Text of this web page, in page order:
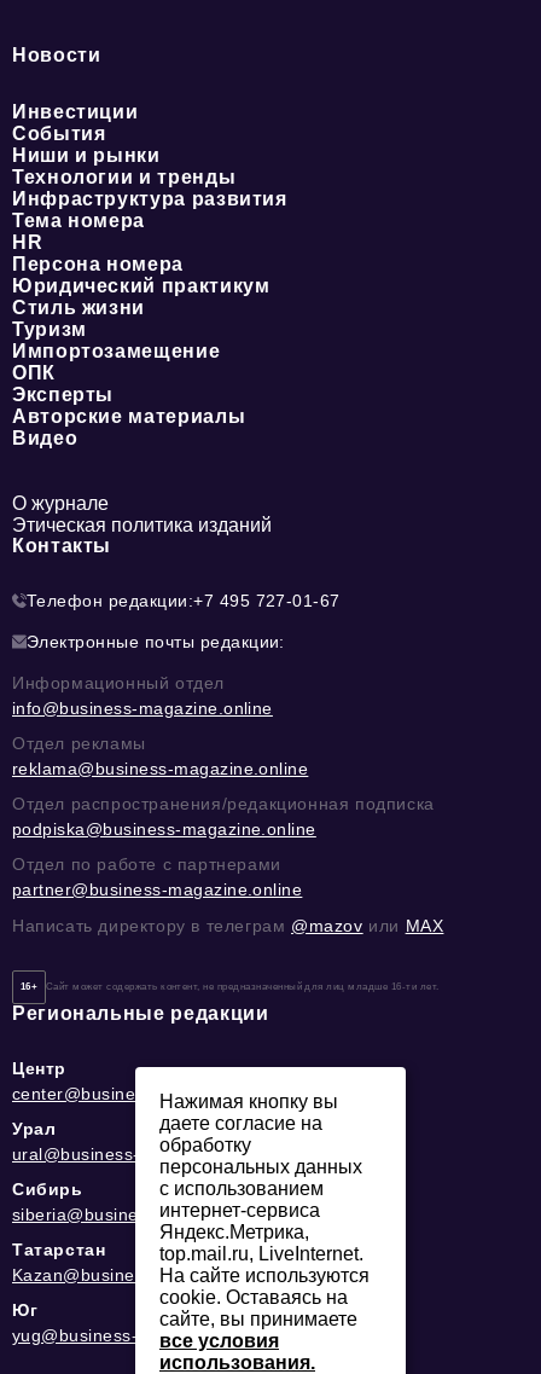
Новости
Инвестиции
События
Ниши и рынки
Технологии и тренды
Инфраструктура развития
Тема номера
HR
Персона номера
Юридический практикум
Стиль жизни
Туризм
Импортозамещение
ОПК
Эксперты
Авторские материалы
Видео
О журнале
Этическая политика изданий
Контакты
Телефон редакции:+7 495 727-01-67
Электронные почты редакции:
Информационный отдел
info@business-magazine.online
Отдел рекламы
reklama@business-magazine.online
Отдел распространения/редакционная подписка
podpiska@business-magazine.online
Отдел по работе с партнерами
partner@business-magazine.online
Написать директору в телеграм @mazov или MAX
16+ Сайт может содержать контент, не предназначенный для лиц младше 16-ти лет.
Региональные редакции
Центр
center@business-magazine.online
Урал
ural@business-magazine.online
Сибирь
siberia@business-magazine.online
Татарстан
Kazan@business-magazine.online
Юг
yug@business-magazine.online
Нажимая кнопку вы
даете согласие на
обработку
персональных данных
с использованием
интернет-сервиса
Яндекс.Метрика,
top.mail.ru, LiveInternet.
На сайте используются
cookie. Оставаясь на
сайте, вы принимаете
все условия
использования.